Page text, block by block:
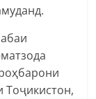
Тоҷикистон,